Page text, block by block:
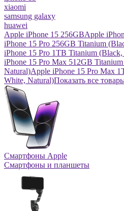
xiaomi
samsung galaxy
huawei
Apple iPhone 15 256GBApple
iPhone 15 Pro 256GB Titanium
iPhone 15 Pro 1TB Titanium
iPhone 15 Pro Max 512GB
Natural)Apple iPhone 15 Pro Max
White, Natural)Показать все
Смартфоны Apple
Смартфоны и планшеты